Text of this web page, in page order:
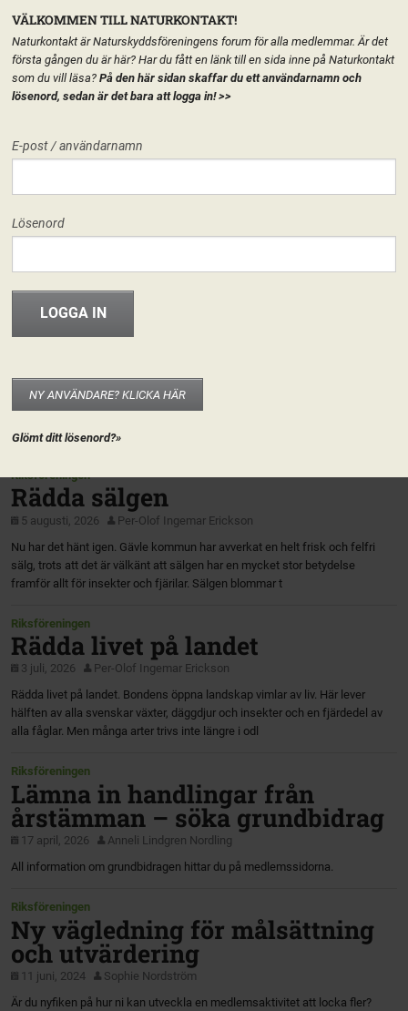
FORUM
INFO & MATERIAL
HEM FÖRENINGEN RIKSFÖRENINGEN
Riksföreningen
Rädda sälgen
5 augusti, 2026
Per-Olof Ingemar Erickson
Nu har det hänt igen. Gävle kommun har avverkat en helt frisk och felfri
sälg, trots att det är välkänt att sälgen har en mycket stor betydelse
framför allt för insekter och fjärilar. Sälgen blommar t
Riksföreningen
Rädda livet på landet
3 juli, 2026
Per-Olof Ingemar Erickson
Rädda livet på landet. Bondens öppna landskap vimlar av liv. Här lever
hälften av alla svenskar växter, däggdjur och insekter och en fjärdedel av
alla fåglar. Men många arter trivs inte längre i odl
Riksföreningen
Lämna in handlingar från
årstämman – söka grundbidrag
17 april, 2026
Anneli Lindgren Nordling
All information om grundbidragen hittar du på medlemssidorna.
Riksföreningen
Ny vägledning för målsättning
och utvärdering
11 juni, 2024
Sophie Nordström
Är du nyfiken på hur ni kan utveckla en medlemsaktivitet att locka fler?
VÄLKOMMEN TILL NATURKONTAKT!
Naturkontakt är Naturskyddsföreningens forum för alla medlemmar. Är det
första gången du är här? Har du fått en länk till en sida inne på Naturkontakt
som du vill läsa? På den här sidan skaffar du ett användarnamn och
lösenord, sedan är det bara att logga in!>>
E-post / användarnamn
Lösenord
NY ANVÄNDARE? KLICKA HÄR
Glömt ditt lösenord?»